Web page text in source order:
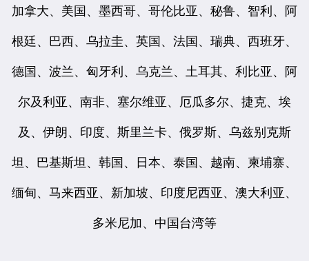
加拿大、美国、墨西哥、哥伦比亚、秘鲁、智利、阿
根廷、巴西、乌拉圭、英国、法国、瑞典、西班牙、
德国、波兰、匈牙利、乌克兰、土耳其、利比亚、阿
尔及利亚、南非、塞尔维亚、厄瓜多尔、捷克、埃
及、伊朗、印度、斯里兰卡、俄罗斯、乌兹别克斯
坦、巴基斯坦、韩国、日本、泰国、越南、柬埔寨、
缅甸、马来西亚、新加坡、印度尼西亚、澳大利亚、
多米尼加、中国台湾等